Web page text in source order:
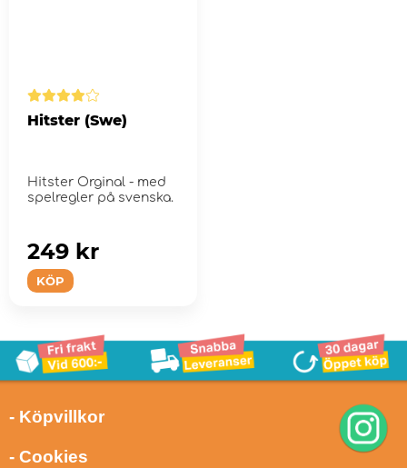
Hitster (Swe)
Hitster Orginal - med
spelregler på svenska.
KÖP
249 kr
- Köpvillkor
- Cookies